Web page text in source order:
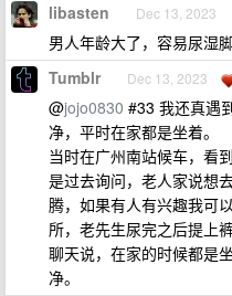
libasten Dec 13, 2023
男人年龄大了，容易尿湿脚
Tumblr Dec 13, 2023
@jojo0830 #33 我还真遇
净，平时在家都是坐着。
当时在广州南站候车，看
是过去询问，老人家说想
腾，如果有人有兴趣我可
所，老先生尿完之后提上
聊天说，在家的时候都是
净。